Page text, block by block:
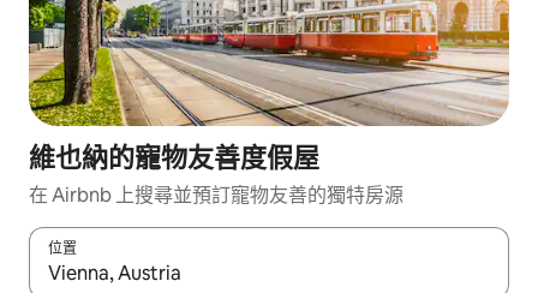
維也納的寵物友善度假屋
在 Airbnb 上搜尋並預訂寵物友善的獨特房源
位置
如有搜尋結果，瀏覽內容時請使用上下箭頭，或輕點、滑動裝置。